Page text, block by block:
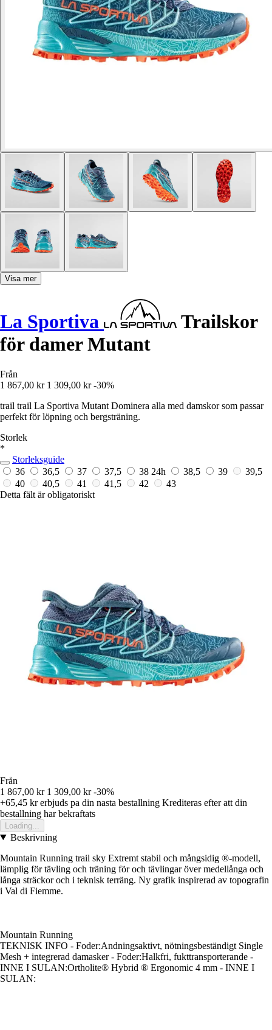
Visa mer
La Sportiva
Trailskor
för damer Mutant
Från
1 867,00 kr 1 309,00 kr -30%
trail trail La Sportiva Mutant Dominera alla med damskor som passar
perfekt för löpning och bergsträning.
Storlek
*
Storleksguide
36
36,5 37 37,5 38 24h 38,5 39
39,5
40
40,5 41 41,5 42
43
Detta fält är obligatoriskt
Från
1 867,00 kr 1 309,00 kr -30%
+65,45 krerbjuds pa din nasta bestallning Krediteras efter att din
bestallning har bekraftats
Loading...
Beskrivning
Mountain Running trail sky Extremt stabil och mångsidig ®-modell,
lämplig för tävling och träning för och tävlingar över medellånga och
långa sträckor och i teknisk terräng. Ny grafik inspirerad av topografin
i Val di Fiemme.
Mountain Running
TEKNISK INFO - Foder:Andningsaktivt, nötningsbeständigt Single
Mesh + integrerad damasker - Foder:Halkfri, fukttransporterande -
INNE I SULAN:Ortholite® Hybrid ® Ergonomic 4 mm - INNE I
SULAN: